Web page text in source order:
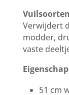
Vuilsoorten
Verwijdert
modder,
vaste
51 cm